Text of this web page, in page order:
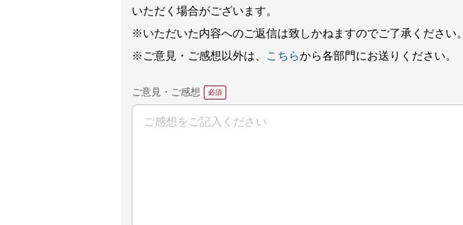
いただく場合がございます。
※いただいた内容へのご返信は致しかねますのでご了承ください。
※ご意見・ご感想以外は、
こちらから各部門にお送りください。
ご意見・ご感想